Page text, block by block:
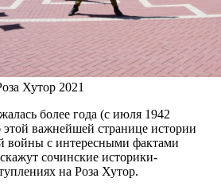
Хутор 2021
более года (с июля 1942
этой важнейшей странице истории
войны с интересными фактами
сочинские историки-
на Роза Хутор.